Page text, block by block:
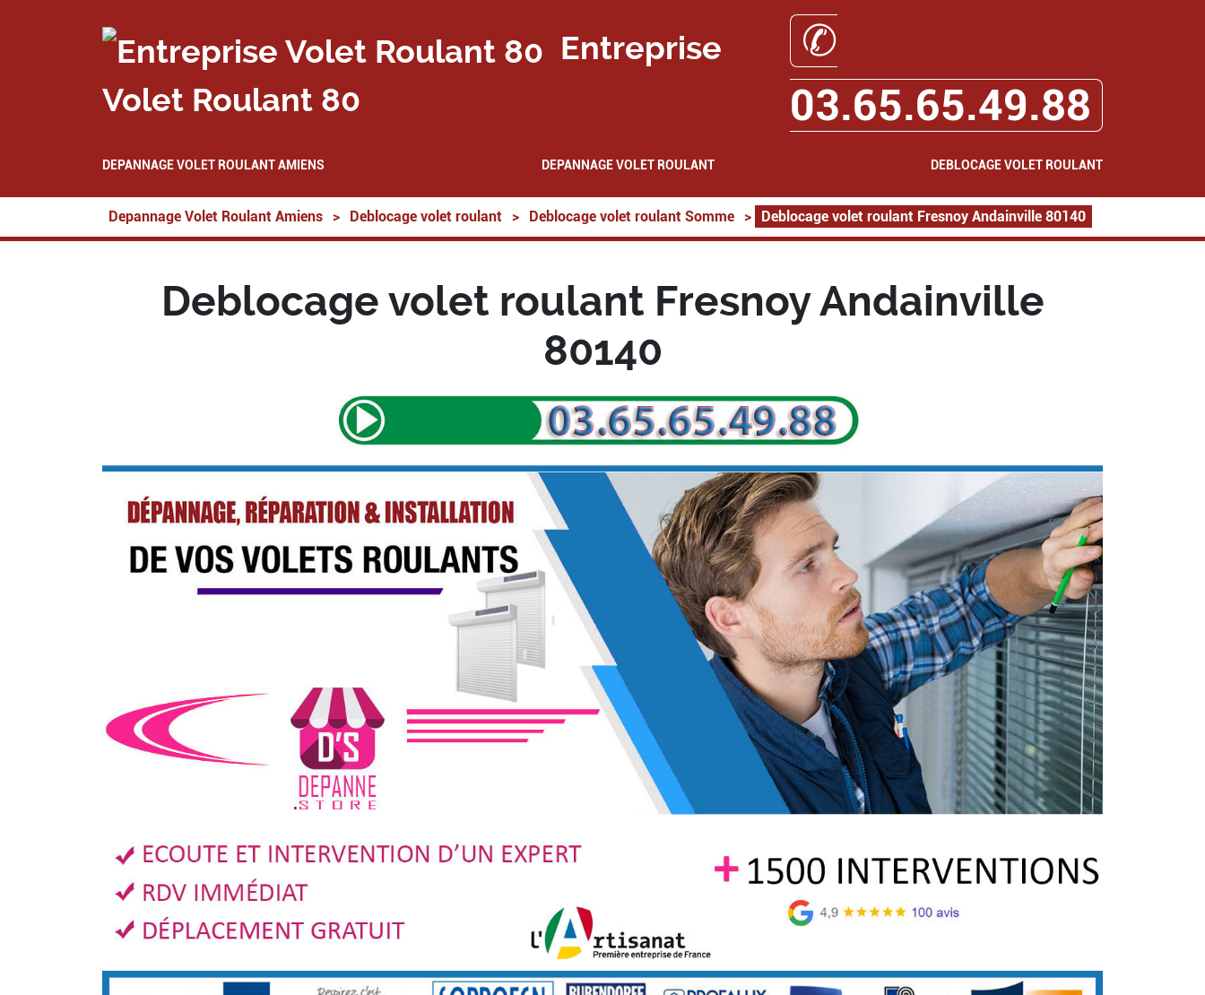
Entreprise
Volet Roulant 80
✆
03.65.65.49.88
DEPANNAGE VOLET ROULANT AMIENS DEPANNAGE VOLET ROULANT DEBLOCAGE VOLET ROULANT
Depannage Volet Roulant Amiens > Deblocage volet roulant > Deblocage volet roulant Somme > Deblocage volet roulant Fresnoy Andainville 80140
Deblocage volet roulant Fresnoy Andainville
80140